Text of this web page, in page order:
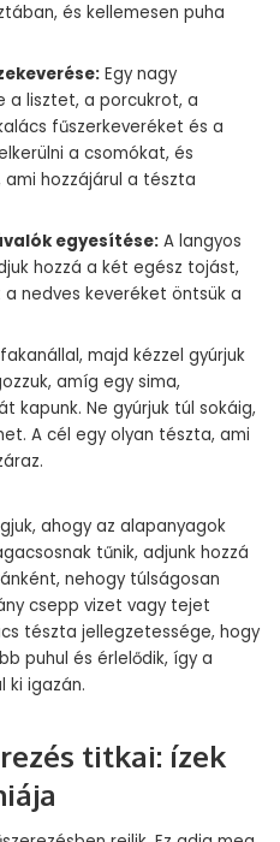
és kellemesen puha
Egy nagy
a lisztet, a porcukrot, a
fűszerkeveréket és a
a csomókat, és
hozzájárul a tészta
egyesítése: A langyos
hozzá a két egész tojást,
a nedves keveréket öntsük a
majd kézzel gyúrjuk
amíg egy sima,
kapunk. Ne gyúrjuk túl sokáig,
A cél egy olyan tészta, ami
ahogy az alapanyagok
tűnik, adjunk hozzá
nehogy túlságosan
csepp vizet vagy tejet
tészta jellegzetessége, hogy
puhul és érlelődik, így a
ki igazán.
titkai: ízek